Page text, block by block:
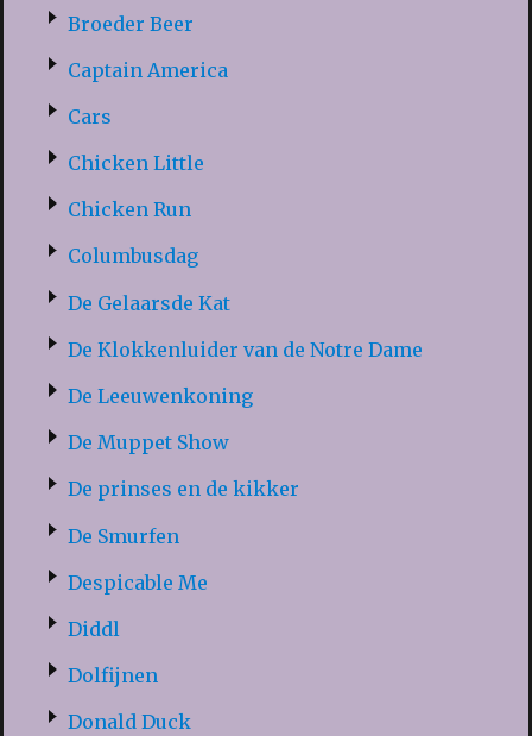
Broeder Beer
Captain America
Cars
Chicken Little
Chicken Run
Columbusdag
De Gelaarsde Kat
De Klokkenluider van de Notre Dame
De Leeuwenkoning
De Muppet Show
De prinses en de kikker
De Smurfen
Despicable Me
Diddl
Dolfijnen
Donald Duck